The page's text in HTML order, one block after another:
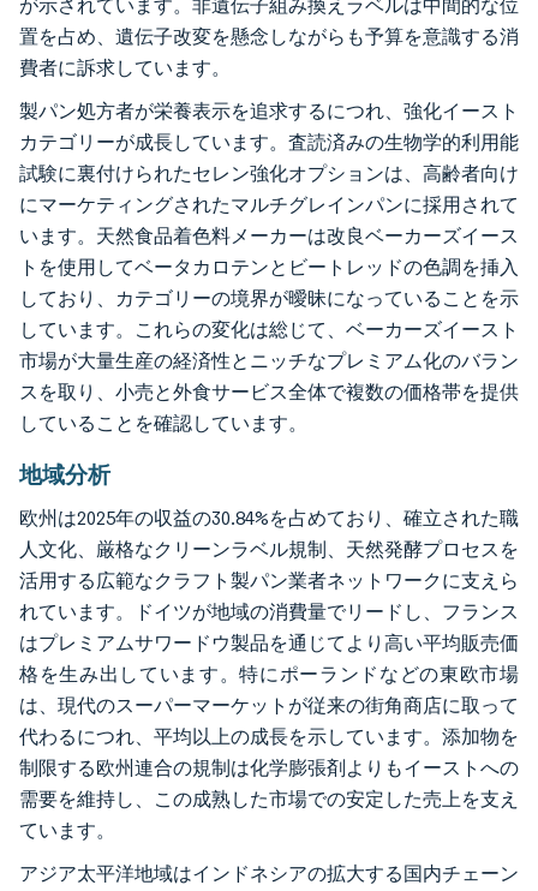
が示されています。非遺伝子組み換えラベルは中間的な位
置を占め、遺伝子改変を懸念しながらも予算を意識する消
費者に訴求しています。
製パン処方者が栄養表示を追求するにつれ、強化イースト
カテゴリーが成長しています。査読済みの生物学的利用能
試験に裏付けられたセレン強化オプションは、高齢者向け
にマーケティングされたマルチグレインパンに採用されて
います。天然食品着色料メーカーは改良ベーカーズイース
トを使用してベータカロテンとビートレッドの色調を挿入
しており、カテゴリーの境界が曖昧になっていることを示
しています。これらの変化は総じて、ベーカーズイースト
市場が大量生産の経済性とニッチなプレミアム化のバラン
スを取り、小売と外食サービス全体で複数の価格帯を提供
していることを確認しています。
地域分析
欧州は2025年の収益の30.84%を占めており、確立された職
人文化、厳格なクリーンラベル規制、天然発酵プロセスを
活用する広範なクラフト製パン業者ネットワークに支えら
れています。ドイツが地域の消費量でリードし、フランス
はプレミアムサワードウ製品を通じてより高い平均販売価
格を生み出しています。特にポーランドなどの東欧市場
は、現代のスーパーマーケットが従来の街角商店に取って
代わるにつれ、平均以上の成長を示しています。添加物を
制限する欧州連合の規制は化学膨張剤よりもイーストへの
需要を維持し、この成熟した市場での安定した売上を支え
ています。
アジア太平洋地域はインドネシアの拡大する国内チェーン